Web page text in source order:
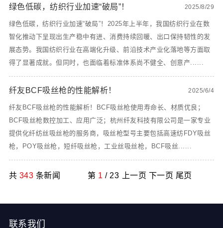
绿色低碳，纺织行业加速“破局”！ 2025/8/29
绿色低碳，纺织行业加速“破局”！2025年上半年，我国纺织行业在数
智化推动下呈现出生产稳中有进、消费持续回暖、出口保持韧性的发
展态势。我国纺织行业在高端化升级、前沿技术产业化落地等方面取
得了显著成就。但同时，也面临着标准体系尚不健全、创意产......
纤友BCF吸丝枪的性能解析！ 2025/6/4
纤友BCF吸丝枪的性能解析！BCF吸丝枪使用寿命长、材质优良；
BCF吸丝枪数控加工、应用广泛；杭州纤友科技有限公司是一家专业
提供化纤纺丝吸丝枪的服务商，吸丝枪型号主要包括高速纺FDY吸丝
枪，POY吸丝枪，短纤吸丝枪，工业丝吸丝枪，BCF吸丝......
共 343 条新闻 第 1 / 23 上一页 下一页 尾页
联系我们